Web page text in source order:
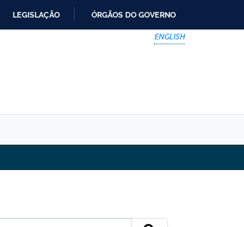
LEGISLAÇÃO ÓRGÃOS DO GOVERNO
ENGLISH